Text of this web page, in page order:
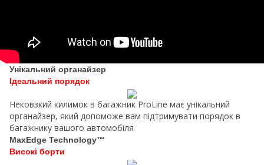
Унікальний органайзер
Ідеальний порядок
Нековзкий килимок в багажник ProLine має унікальний
органайзер, який допоможе вам підтримувати порядок в
багажнику вашого автомобіля
MaxEdge Technology™
Високі борти